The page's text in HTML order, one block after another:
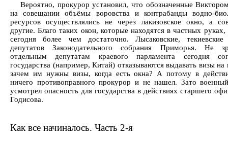
Вероятно, прокурор установил, что обозначенные
на совещании объёмы воровства и контрабанды водно-
ресурсов осуществлялись не через лакизовское окно, а
другие. Благо таких окон, которые находятся в частных руках,
сегодня более чем достаточно. Лысаковские,
депутатов Законодательного собрания Приморья. Не
отдельным депутатам краевого парламента сегодня
государства (например, Китай) отказываются выдавать визы на
зачем им нужны визы, когда есть окна? А потому в
ничего противоправного прокурор и не нашел. Зато
усмотрел опасность для государства в действиях старшего
Годисова.
Как все начиналось. Часть 2-я